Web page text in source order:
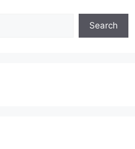
Search